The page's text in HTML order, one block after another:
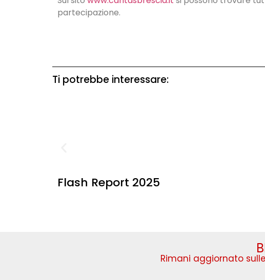
partecipazione.
Ti potrebbe interessare:
Flash Report 2025
Rimani aggiornato